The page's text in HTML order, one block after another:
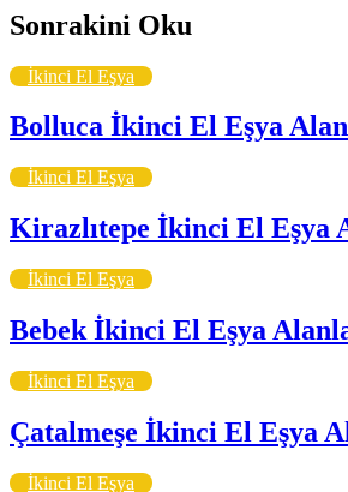
Sonrakini Oku
İkinci El Eşya
Bolluca İkinci El Eşya
İkinci El Eşya
Kirazlıtepe İkinci El Eşya
İkinci El Eşya
Bebek İkinci El Eşya
İkinci El Eşya
Çatalmeşe İkinci El Eşya
İkinci El Eşya